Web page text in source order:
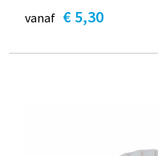
vanaf € 5,30